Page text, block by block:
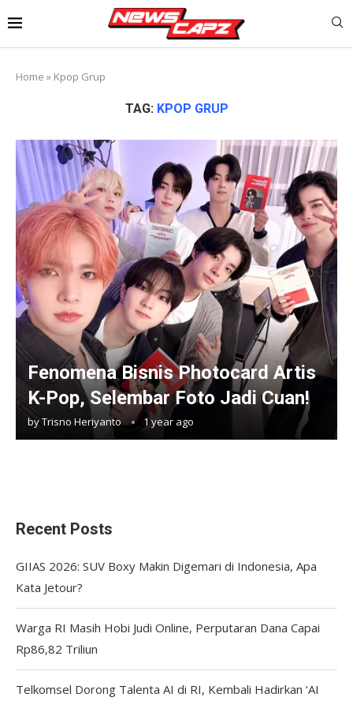
Home » Kpop Grup
TAG: KPOP GRUP
Fenomena Bisnis Photocard Artis
K-Pop, Selembar Foto Jadi Cuan!
byTrisno Heriyanto 1 year ago
Recent Posts
GIIAS 2026: SUV Boxy Makin Digemari di Indonesia, Apa
Kata Jetour?
Warga RI Masih Hobi Judi Online, Perputaran Dana Capai
Rp86,82 Triliun
Telkomsel Dorong Talenta AI di RI, Kembali Hadirkan ‘AI